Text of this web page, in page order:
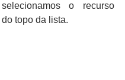
o recurso
topo da lista.